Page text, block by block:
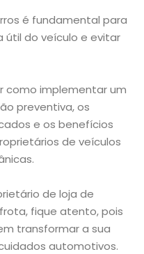
é fundamental para
útil do veículo e evitar
como implementar um
preventiva, os
e os benefícios
de veículos
de loja de
fique atento, pois
transformar a sua
automotivos.